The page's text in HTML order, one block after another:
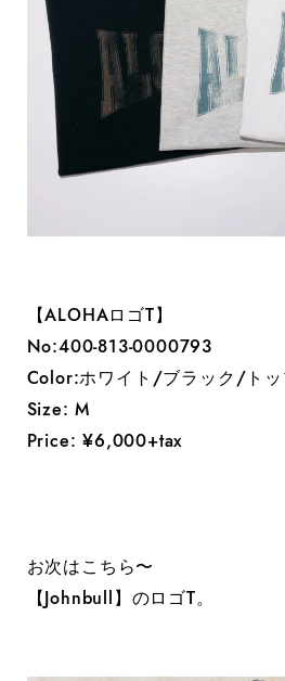
【ALOHAロゴT】
No:400-813-0000793
Color:ホワイト/ブラック/トッ
Size: M
Price: ¥6,000+tax
お次はこちら〜
【Johnbull】のロゴT。